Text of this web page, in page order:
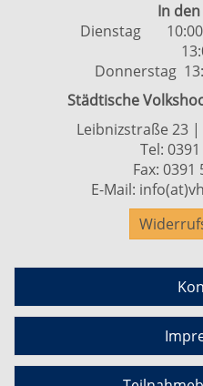
In
Dienstag 10:00
13:00
Donnerstag
Städtische
Leibnizstraße 23
Tel:
Fax: 0391
E-Mail: